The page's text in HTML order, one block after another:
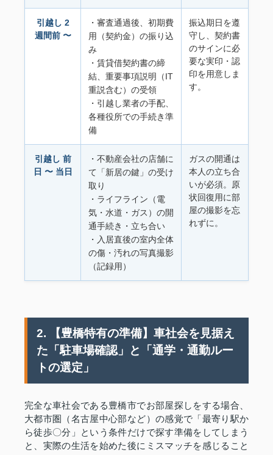
引越し 2
週間前 〜
・審査通過後、初期費
用（契約金）の振り込
み
・賃貸借契約書の締
結、重要事項説明（IT
重説含む）の受領
・引越し業者の手配、
各種役所での手続き準
備
振込期日を遵
守し、契約書
のサインに必
要な実印・認
印を用意しま
す。
引越し 前
日 〜 当日
・不動産会社の店舗に
て「新居の鍵」の受け
取り
・ライフライン（電
気・水道・ガス）の開
通手続き・立ち合い
・入居直後の室内全体
の傷・汚れの写真撮影
（記録用）
ガスの開通は
本人の立ち合
いが必須。原
状回復用に部
屋の撮影を忘
れずに。
2. 【豊橋特有の準備】車社会を見据え
た「駐車場確認」と「通学・通勤ルー
トの選定」
完全な車社会である豊橋市でお部屋探しをする場合、
大都市圏（名古屋中心部など）の感覚で「最寄り駅か
ら徒歩〇分」という条件だけで探す準備をしてしまう
と、実際の生活を始めた後にミスマッチを感じること